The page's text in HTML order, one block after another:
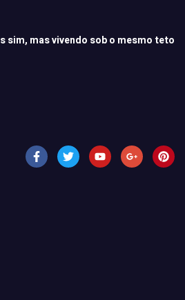
sim, mas vivendo sob o mesmo teto